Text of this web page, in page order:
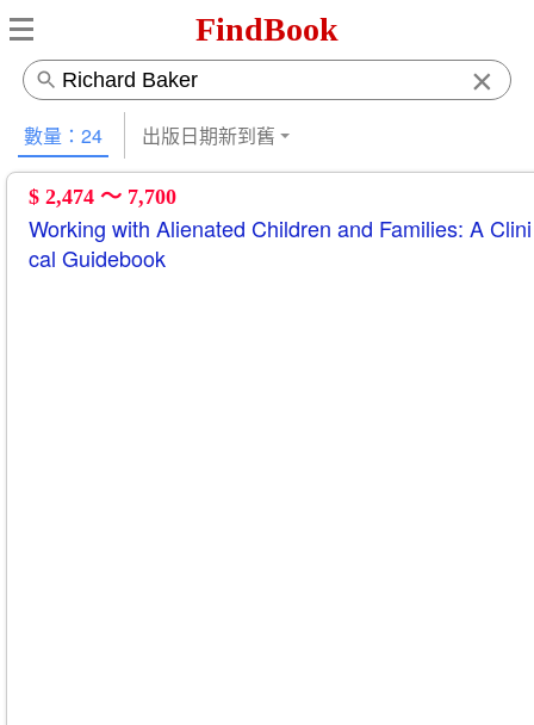
FindBook
×
數量：24 出版日期新到舊
$ 2,474 ～ 7,700
Working with Alienated Children and Families: A Clini
cal Guidebook